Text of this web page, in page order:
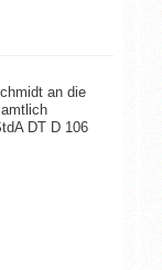
an die
DT D 106